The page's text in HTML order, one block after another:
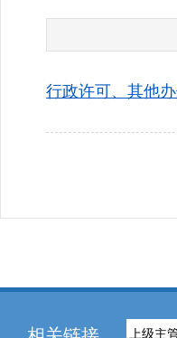
行政许可、其他